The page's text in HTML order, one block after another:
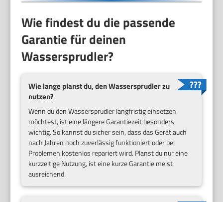
Wie findest du die passende
Garantie für deinen
Wassersprudler?
Wie lange planst du, den Wassersprudler zu
nutzen?
Wenn du den Wassersprudler langfristig einsetzen
möchtest, ist eine längere Garantiezeit besonders
wichtig. So kannst du sicher sein, dass das Gerät auch
nach Jahren noch zuverlässig funktioniert oder bei
Problemen kostenlos repariert wird. Planst du nur eine
kurzzeitige Nutzung, ist eine kurze Garantie meist
ausreichend.